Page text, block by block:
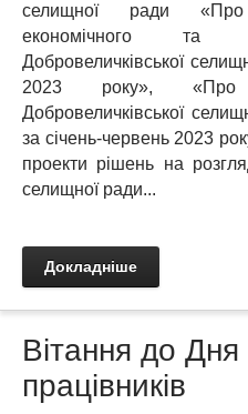
селищної ради
економічного та
Добровеличківської
2023 року», «Про
Добровеличківської
за січень-червень 2023
проекти рішень на
селищної ради...
Докладніше
Вітання до
працівників